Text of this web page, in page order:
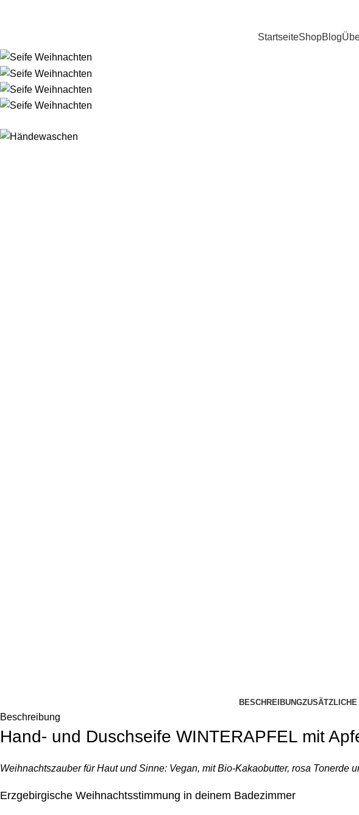
StartseiteShopBlog
BESCHREIBUNGZUSÄTZLICHE
Beschreibung
Hand- und Duschseife WINTERAPFEL mit
Weihnachtszauber für Haut und Sinne: Vegan, mit Bio-Kakaobutter, rosa Tonerde
Erzgebirgische Weihnachtsstimmung in deinem Badezimmer